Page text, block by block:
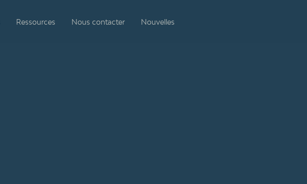
Ressources Nous contacter Nouvelles